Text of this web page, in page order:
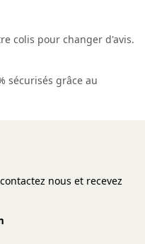
colis pour changer d'avis.
sécurisés grâce au
nous et recevez